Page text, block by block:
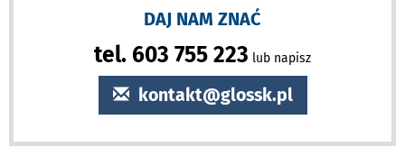
DAJ NAM ZNAĆ
tel. 603 755 223 lub napisz
kontakt@glossk.pl